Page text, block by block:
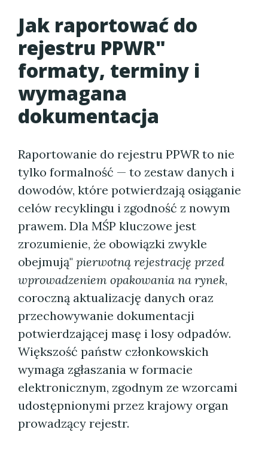
Jak raportować do
rejestru PPWR"
formaty, terminy i
wymagana
dokumentacja
Raportowanie do rejestru PPWR to nie
tylko formalność — to zestaw danych i
dowodów, które potwierdzają osiąganie
celów recyklingu i zgodność z nowym
prawem. Dla MŚP kluczowe jest
zrozumienie, że obowiązki zwykle
obejmują" pierwotną rejestrację przed
wprowadzeniem opakowania na rynek,
coroczną aktualizację danych oraz
przechowywanie dokumentacji
potwierdzającej masę i losy odpadów.
Większość państw członkowskich
wymaga zgłaszania w formacie
elektronicznym, zgodnym ze wzorcami
udostępnionymi przez krajowy organ
prowadzący rejestr.